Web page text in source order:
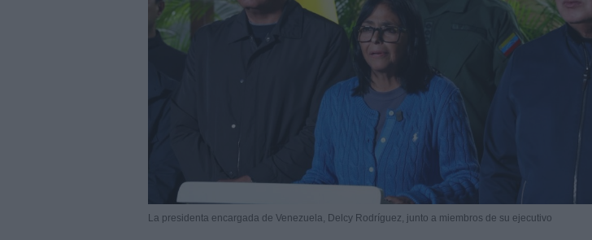
La presidenta encargada de Venezuela, Delcy Rodríguez, junto a miembros de su ejecutivo